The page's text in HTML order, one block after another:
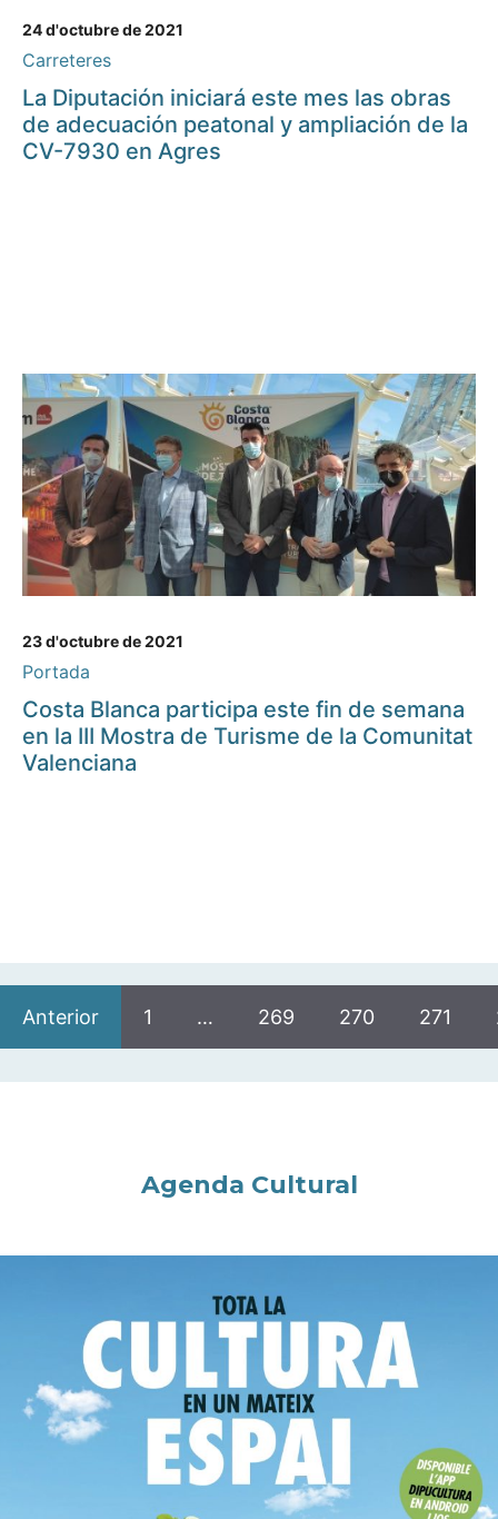
24 d'octubre de 2021
Carreteres
La Diputación iniciará este mes las obras
de adecuación peatonal y ampliación de la
CV-7930 en Agres
23 d'octubre de 2021
Portada
Costa Blanca participa este fin de semana
en la III Mostra de Turisme de la Comunitat
Valenciana
Anterior 1 … 269 270 271
Agenda Cultural